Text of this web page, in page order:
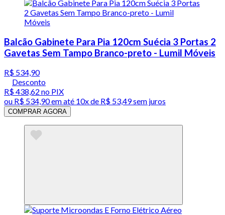
Balcão Gabinete Para Pia 120cm Suécia 3 Portas 2
Gavetas Sem Tampo Branco-preto - Lumil Móveis
R$ 534,90
Desconto
R$ 438,62 no PIX
ou R$ 534,90em até 10x de R$ 53,49 sem juros
COMPRAR AGORA